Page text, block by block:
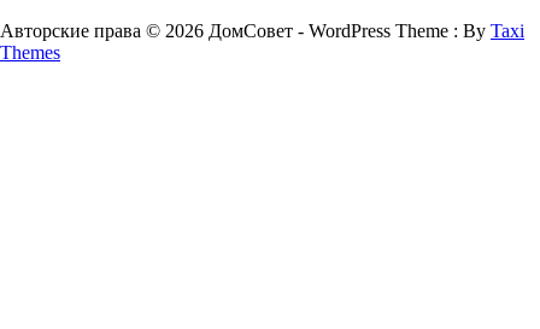
Авторские права © 2026 ДомСовет - WordPress Theme : By Taxi
Themes